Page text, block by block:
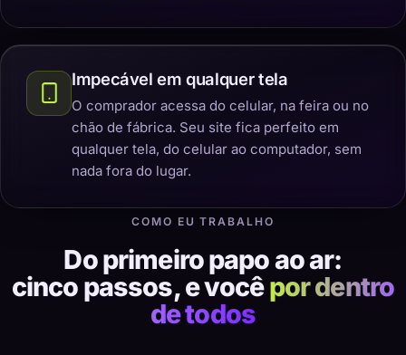
Impecável em qualquer tela
O comprador acessa do celular, na feira ou no
chão de fábrica. Seu site fica perfeito em
qualquer tela, do celular ao computador, sem
nada fora do lugar.
COMO EU TRABALHO
Do primeiro papo ao ar:
cinco passos, e vocêpor dentro
de todos